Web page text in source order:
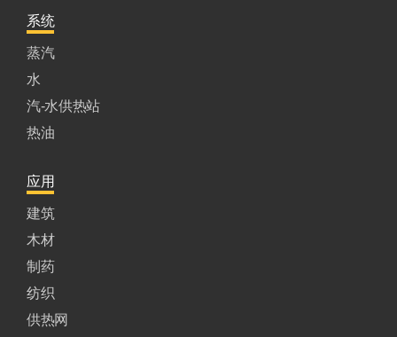
系统
蒸汽
水
汽-水供热站
热油
应用
建筑
木材
制药
纺织
供热网